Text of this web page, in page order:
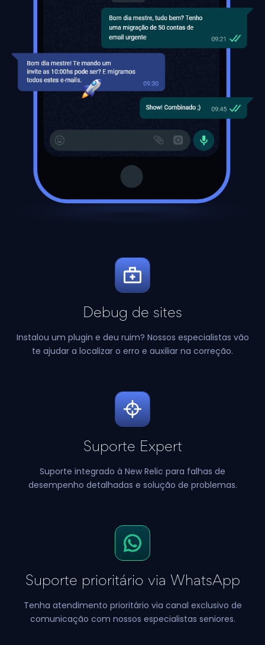
Debug de sites
Instalou um plugin e deu ruim? Nossos especialistas vão
te ajudar a localizar o erro e auxiliar na correção.
Suporte Expert
Suporte integrado à New Relic para falhas de
desempenho detalhadas e solução de problemas.
Suporte prioritário via WhatsApp
Tenha atendimento prioritário via canal exclusivo de
comunicação com nossos especialistas seniores.